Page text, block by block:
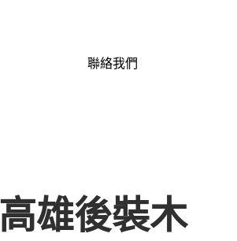
聯絡我們
雄後裝木